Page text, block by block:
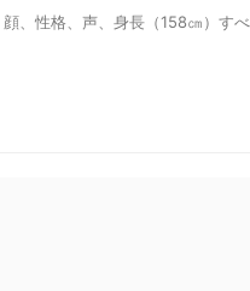
性格、声、身長（158㎝）す